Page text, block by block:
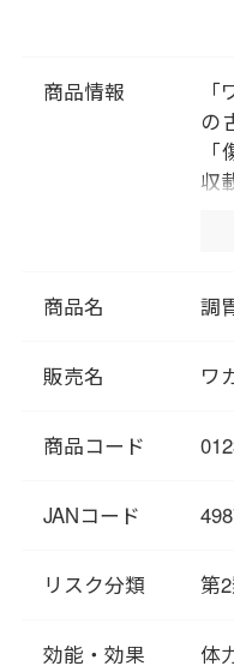
商品情報
の
収
て
こ
を
商品名 調
販売名 ワ
商品コード
JANコード
リスク分類 第
効能・効果 体